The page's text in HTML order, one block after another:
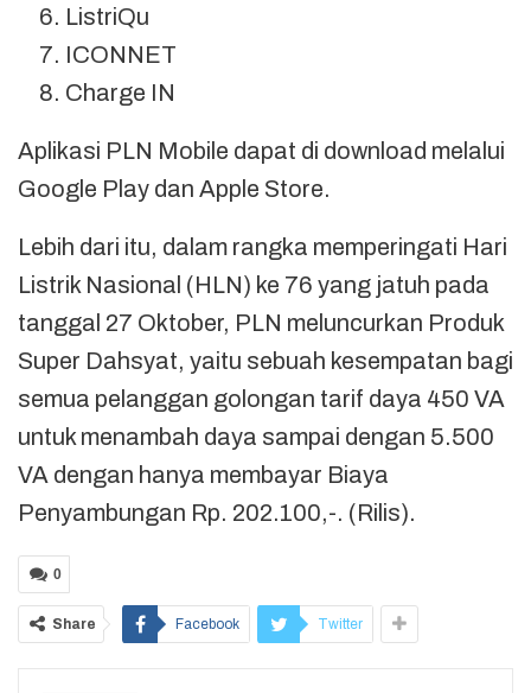
ListriQu
ICONNET
Charge IN
Aplikasi PLN Mobile dapat di download melalui
Google Play dan Apple Store.
Lebih dari itu, dalam rangka memperingati Hari
Listrik Nasional (HLN) ke 76 yang jatuh pada
tanggal 27 Oktober, PLN meluncurkan Produk
Super Dahsyat, yaitu sebuah kesempatan bagi
semua pelanggan golongan tarif daya 450 VA
untuk menambah daya sampai dengan 5.500
VA dengan hanya membayar Biaya
Penyambungan Rp. 202.100,-. (Rilis).
0
Share Facebook Twitter